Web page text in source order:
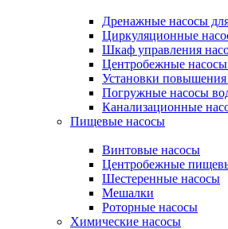
Дренажные насосы
Циркуляционные
Шкаф управления
Центробежные
Установки повышения
Погружные насосы
Канализационные
Пищевые насосы
Винтовые насосы
Центробежные
Шестеренные насосы
Мешалки
Роторные насосы
Химические насосы